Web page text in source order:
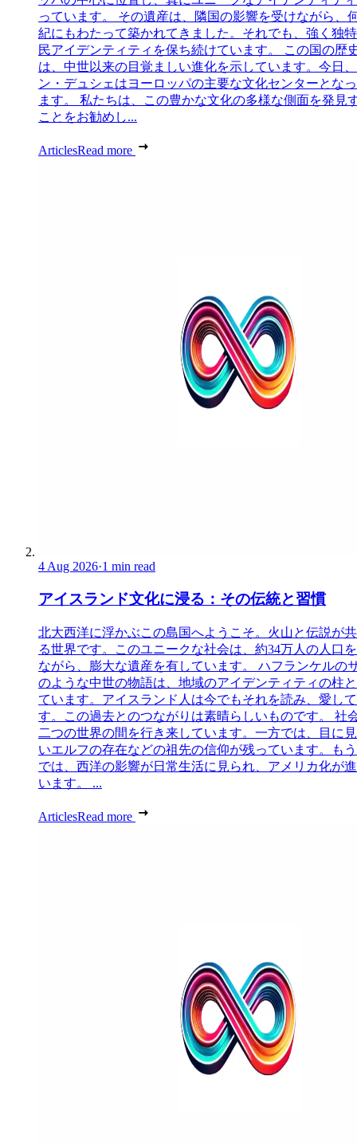
っています。 その遺産は、隣国の影響を受けながら、
紀にもわたって築かれてきました。それでも、強く独
民アイデンティティを保ち続けています。 この国の歴
は、中世以来の目覚ましい進化を示しています。今日
ン・デュシェはヨーロッパの主要な文化センターとな
ます。 私たちは、この豊かな文化の多様な側面を発見
ことをお勧めし...
ArticlesRead more
4 Aug 2026·1 min read
アイスランド文化に浸る：その伝統と習慣
北大西洋に浮かぶこの島国へようこそ。火山と伝説が
る世界です。このユニークな社会は、約34万人の人口
ながら、膨大な遺産を有しています。 ハフランケルの
のような中世の物語は、地域のアイデンティティの柱
ています。アイスランド人は今でもそれを読み、愛し
す。この過去とのつながりは素晴らしいものです。 社
二つの世界の間を行き来しています。一方では、目に
いエルフの存在などの祖先の信仰が残っています。も
では、西洋の影響が日常生活に見られ、アメリカ化が
います。 ...
ArticlesRead more